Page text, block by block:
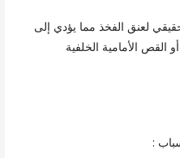
لعنق الفخذ مما يؤدي إلى
الأمامية الخلفية
: